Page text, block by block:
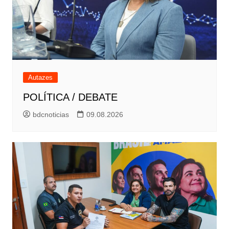
Autazes
POLÍTICA / DEBATE
bdcnoticias 09.08.2026